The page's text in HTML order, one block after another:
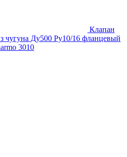
Клапан
чугуна Ду500 Ру10/16 фланцевый
3010